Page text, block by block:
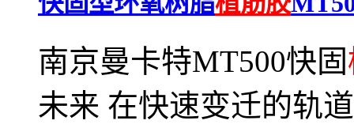
南京曼卡特MT500快固
未来 在快速变迁的轨